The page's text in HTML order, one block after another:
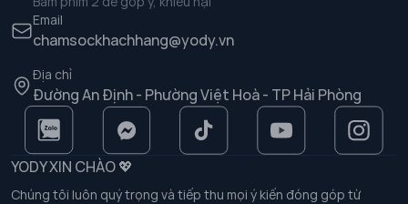
Email
chamsockhachhang@yody.vn
Địa chỉ
Đường An Định - Phường Việt Hoà - TP Hải Phòng
YODY XIN CHÀO 💖
Chúng tôi luôn quý trọng và tiếp thu mọi ý kiến đóng góp từ